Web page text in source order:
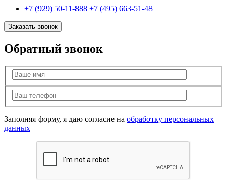
+7 (929) 50-11-888 +7 (495) 663-51-48
Заказать звонок
Обратный звонок
Заполняя форму, я даю согласие на обработку персональных
данных